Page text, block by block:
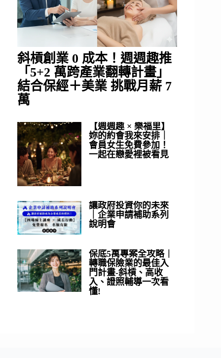
斜槓創業 0 成本！週週趣推
「5+2 萬跨產業翻轉計畫」
結合保經＋美業 挑戰月薪 7
萬
【週週趣 × 樂福里】
妳的約會我來安排｜
會員女生免費參加！
一起在戀愛裡被看見
讓政府投資你的未來
｜企業申請補助系列
說明會
保底5萬專案全攻略｜
轉職保險業的最佳入
門計畫-斜槓、高收
入、證照輔導一次看
懂!